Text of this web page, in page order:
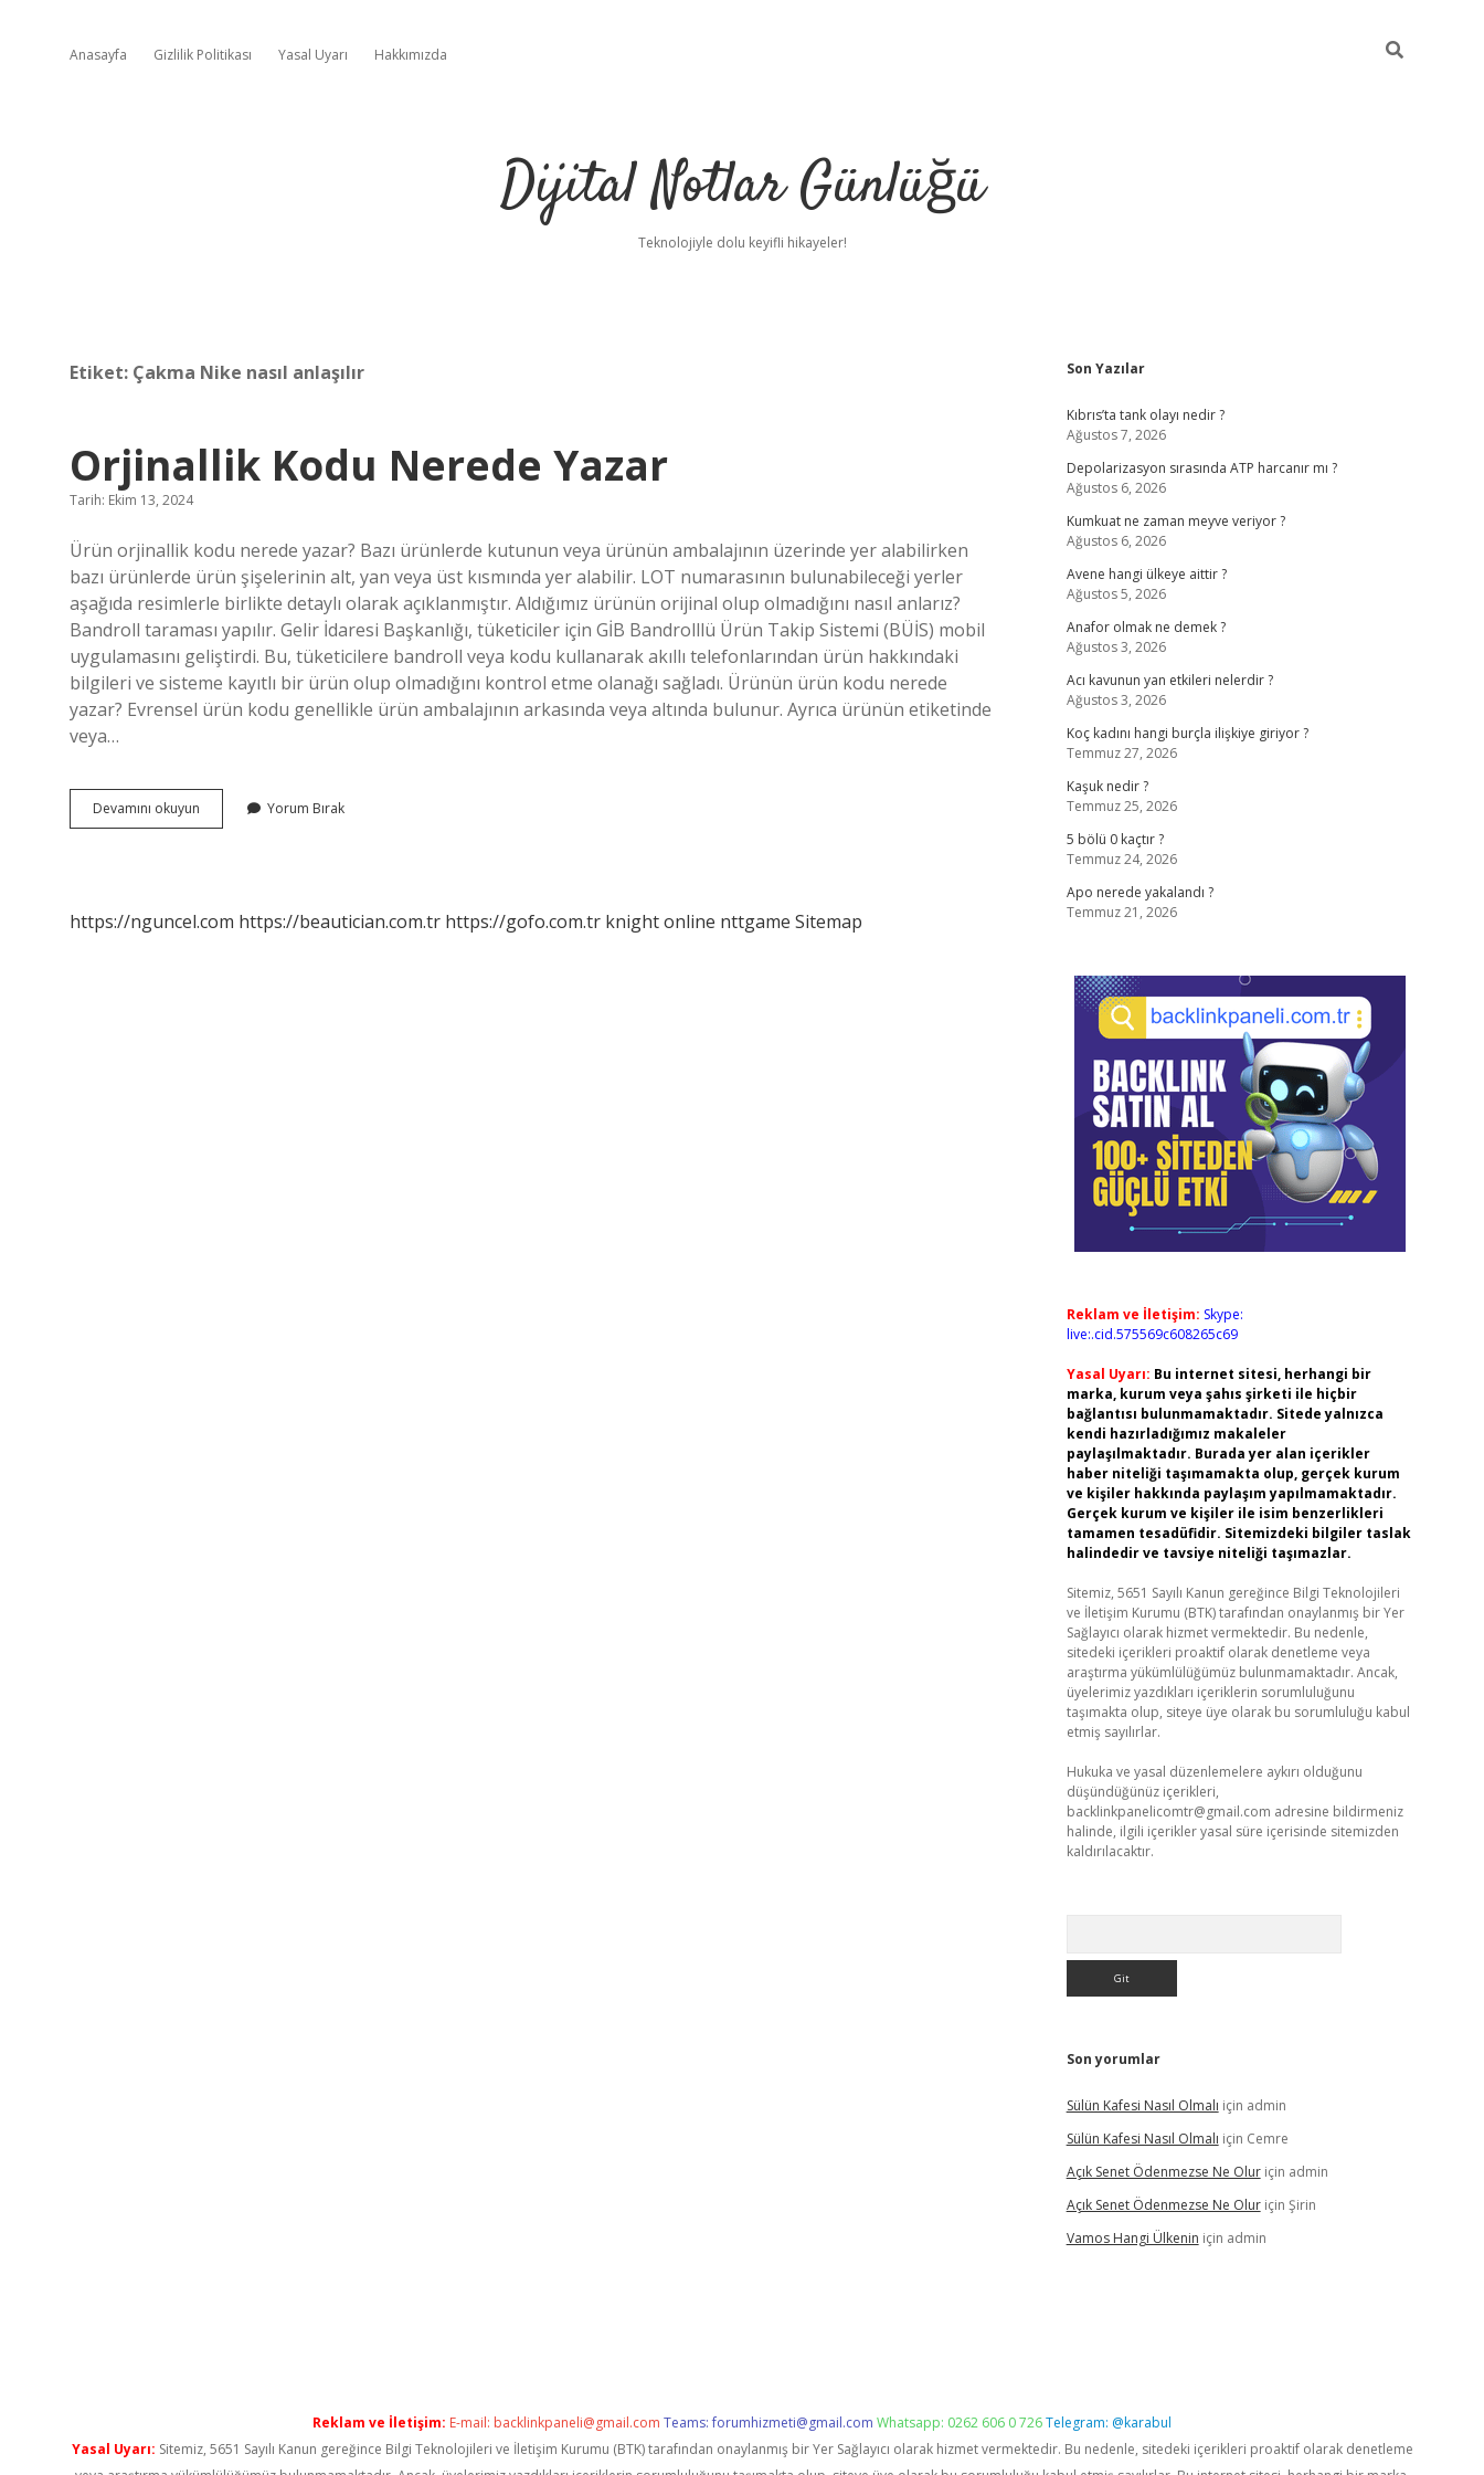
Anasayfa Gizlilik Politikası Yasal Uyarı Hakkımızda
Dijital Notlar Günlüğü
Teknolojiyle dolu keyifli hikayeler!
Etiket: Çakma Nike nasıl anlaşılır
Orjinallik Kodu Nerede Yazar
Tarih: Ekim 13, 2024
Ürün orjinallik kodu nerede yazar? Bazı ürünlerde kutunun veya ürünün ambalajının üzerinde yer alabilirken
bazı ürünlerde ürün şişelerinin alt, yan veya üst kısmında yer alabilir. LOT numarasının bulunabileceği yerler
aşağıda resimlerle birlikte detaylı olarak açıklanmıştır. Aldığımız ürünün orijinal olup olmadığını nasıl anlarız?
Bandroll taraması yapılır. Gelir İdaresi Başkanlığı, tüketiciler için GİB Bandrolllü Ürün Takip Sistemi (BÜİS) mobil
uygulamasını geliştirdi. Bu, tüketicilere bandroll veya kodu kullanarak akıllı telefonlarından ürün hakkındaki
bilgileri ve sisteme kayıtlı bir ürün olup olmadığını kontrol etme olanağı sağladı. Ürünün ürün kodu nerede
yazar? Evrensel ürün kodu genellikle ürün ambalajının arkasında veya altında bulunur. Ayrıca ürünün etiketinde
veya…
Devamını okuyun Orjinallik
Kodu
Yorum Bırak
https://nguncel.com https://beautician.com.tr https://gofo.com.tr knight online nttgame Sitemap
Sidebar
Son Yazılar
Kıbrıs’ta tank olayı nedir ?
Ağustos 7, 2026
Depolarizasyon sırasında ATP harcanır mı ?
Ağustos 6, 2026
Kumkuat ne zaman meyve veriyor ?
Ağustos 6, 2026
Avene hangi ülkeye aittir ?
Ağustos 5, 2026
Anafor olmak ne demek ?
Ağustos 3, 2026
Acı kavunun yan etkileri nelerdir ?
Ağustos 3, 2026
Koç kadını hangi burçla ilişkiye giriyor ?
Temmuz 27, 2026
Kaşuk nedir ?
Temmuz 25, 2026
5 bölü 0 kaçtır ?
Temmuz 24, 2026
Apo nerede yakalandı ?
Temmuz 21, 2026
Reklam ve İletişim: Skype:
live:.cid.575569c608265c69
Yasal Uyarı: Bu internet sitesi, herhangi bir
marka, kurum veya şahıs şirketi ile hiçbir
bağlantısı bulunmamaktadır. Sitede yalnızca
kendi hazırladığımız makaleler
paylaşılmaktadır. Burada yer alan içerikler
haber niteliği taşımamakta olup, gerçek kurum
ve kişiler hakkında paylaşım yapılmamaktadır.
Gerçek kurum ve kişiler ile isim benzerlikleri
tamamen tesadüfidir. Sitemizdeki bilgiler taslak
halindedir ve tavsiye niteliği taşımazlar.
Sitemiz, 5651 Sayılı Kanun gereğince Bilgi Teknolojileri
ve İletişim Kurumu (BTK) tarafından onaylanmış bir Yer
Sağlayıcı olarak hizmet vermektedir. Bu nedenle,
sitedeki içerikleri proaktif olarak denetleme veya
araştırma yükümlülüğümüz bulunmamaktadır. Ancak,
üyelerimiz yazdıkları içeriklerin sorumluluğunu
taşımakta olup, siteye üye olarak bu sorumluluğu kabul
etmiş sayılırlar.
Hukuka ve yasal düzenlemelere aykırı olduğunu
düşündüğünüz içerikleri,
backlinkpanelicomtr@gmail.com adresine bildirmeniz
halinde, ilgili içerikler yasal süre içerisinde sitemizden
kaldırılacaktır.
Son yorumlar
Sülün Kafesi Nasıl Olmalı için admin
Sülün Kafesi Nasıl Olmalı için Cemre
Açık Senet Ödenmezse Ne Oluriçin admin
Açık Senet Ödenmezse Ne Oluriçin Şirin
Vamos Hangi Ülkenin için admin
Reklam ve İletişim: E-mail: backlinkpaneli@gmail.com Teams:forumhizmeti@gmail.com Whatsapp: 0262 606 0 726Telegram: @karabul
Yasal Uyarı: Sitemiz, 5651 Sayılı Kanun gereğince Bilgi Teknolojileri ve İletişim Kurumu (BTK) tarafından onaylanmış bir Yer Sağlayıcı olarak hizmet vermektedir. Bu nedenle, sitedeki içerikleri proaktif olarak denetleme